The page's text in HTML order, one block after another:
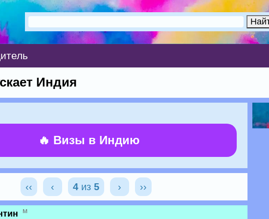
Индия
🔥 Визы в Индию
‹‹ ‹ 4 из 5 › ››
м